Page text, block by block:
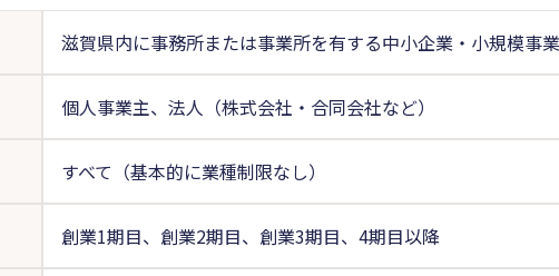
滋賀県内に事務所または事業所を有する中小企業・小規模事
個人事業主、法人（株式会社・合同会社など）
すべて（基本的に業種制限なし）
創業1期目、創業2期目、創業3期目、4期目以降